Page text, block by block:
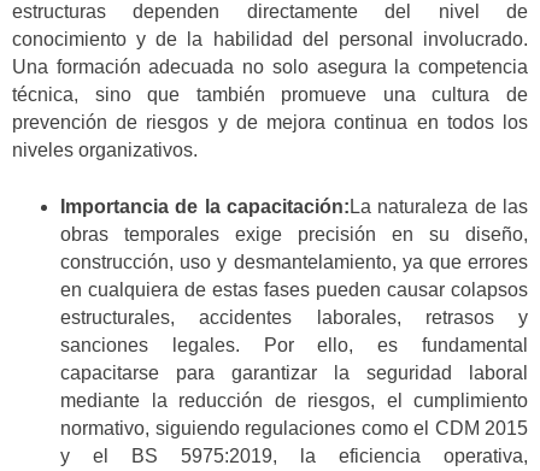
estructuras dependen directamente del nivel de
conocimiento y de la habilidad del personal involucrado.
Una formación adecuada no solo asegura la competencia
técnica, sino que también promueve una cultura de
prevención de riesgos y de mejora continua en todos los
niveles organizativos.
Importancia de la capacitación: La naturaleza de las
obras temporales exige precisión en su diseño,
construcción, uso y desmantelamiento, ya que errores
en cualquiera de estas fases pueden causar colapsos
estructurales, accidentes laborales, retrasos y
sanciones legales. Por ello, es fundamental
capacitarse para garantizar la seguridad laboral
mediante la reducción de riesgos, el cumplimiento
normativo, siguiendo regulaciones como el CDM 2015
y el BS 5975:2019, la eficiencia operativa,